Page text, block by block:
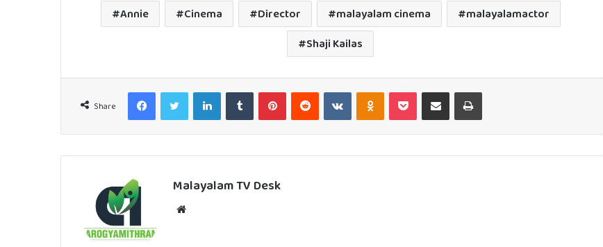
Annie Cinema Director malayalam cinema
malayalamactor
Shaji Kailas
Share
FacebookTwitter LinkedInTumblr PinterestReddit VKontakteOdnoklassniki
Pocket Share via Email Print
Malayalam TV Desk